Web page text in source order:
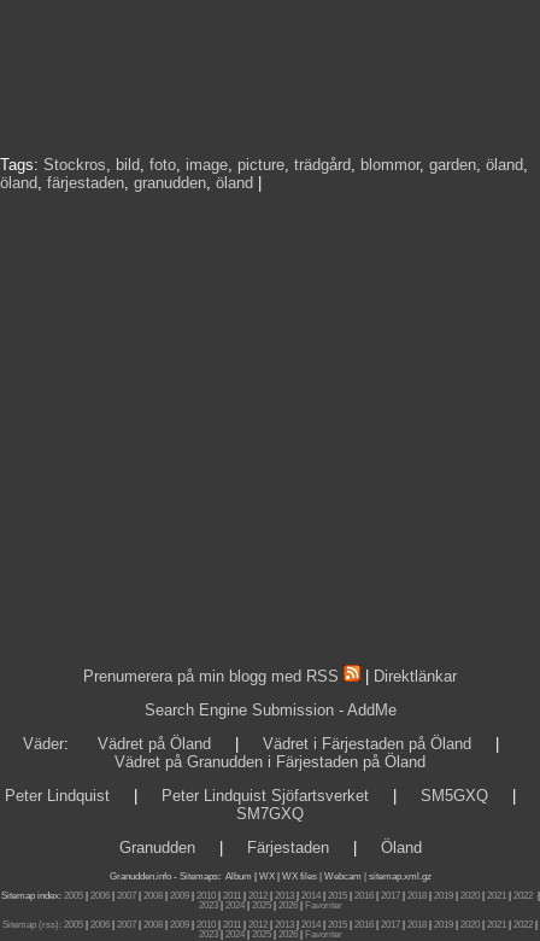
Tags: Stockros, bild, foto, image, picture, trädgård, blommor, garden, öland,
öland, färjestaden, granudden, öland
Prenumerera på min blogg med RSS
Direktlänkar
Search Engine Submission - AddMe
Väder: Vädret på Öland Vädret i Färjestaden på Öland
Vädret på Granudden i Färjestaden på Öland
Peter Lindquist
Peter Lindquist Sjöfartsverket SM5GXQ
SM7GXQ
Granudden| Färjestaden| Öland
Granudden.info- Sitemaps: Album WX WX files | Webcam |
sitemap.xml.gz
Sitemap index: 2005| 2006| 2007| 2008| 2009| 2010| 2011| 2012| 2013| 2014| 2015| 2016| 2017| 2018| 2019| 2020| 2021| 2022|
2023| 2024| 2025| 2026|
Favoriter
Sitemap (rss): 2005 2006 2007 2008 2009 2010 2011 2012 2013 2014 2015 2016 2017 2018 2019 2020 2021 2022
2023| 2024| 2025| 2026|
Favoriter